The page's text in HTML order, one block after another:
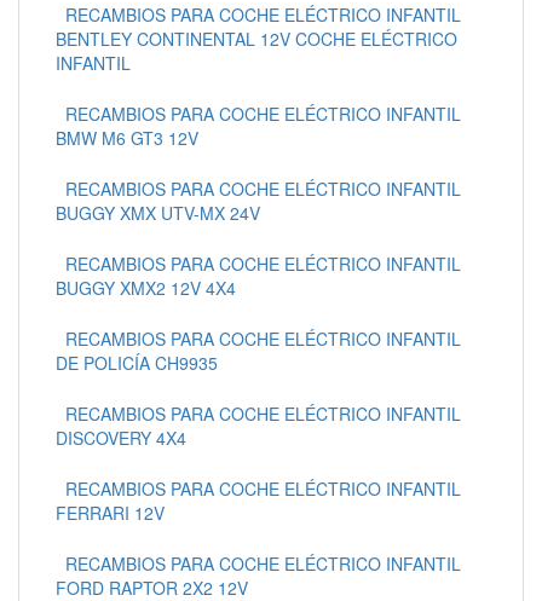
RECAMBIOS PARA COCHE ELÉCTRICO INFANTIL
BENTLEY CONTINENTAL 12V COCHE ELÉCTRICO
INFANTIL
RECAMBIOS PARA COCHE ELÉCTRICO INFANTIL
BMW M6 GT3 12V
RECAMBIOS PARA COCHE ELÉCTRICO INFANTIL
BUGGY XMX UTV-MX 24V
RECAMBIOS PARA COCHE ELÉCTRICO INFANTIL
BUGGY XMX2 12V 4X4
RECAMBIOS PARA COCHE ELÉCTRICO INFANTIL
DE POLICÍA CH9935
RECAMBIOS PARA COCHE ELÉCTRICO INFANTIL
DISCOVERY 4X4
RECAMBIOS PARA COCHE ELÉCTRICO INFANTIL
FERRARI 12V
RECAMBIOS PARA COCHE ELÉCTRICO INFANTIL
FORD RAPTOR 2X2 12V